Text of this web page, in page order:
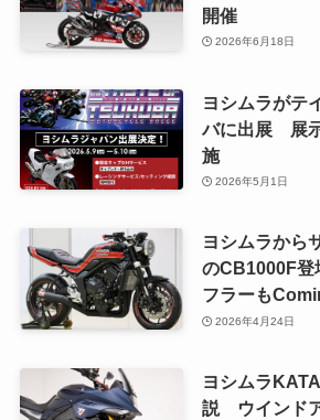
開催
2026年6月18日
ヨシムラがテ
バに出展 展
施
2026年5月1日
ヨシムラから
のCB1000F
フラーも
2026年4月24日
ヨシムラ
説 ウインド